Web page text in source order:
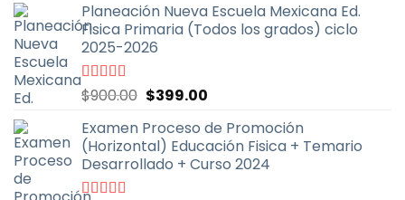
Planeación Nueva Escuela Mexicana Ed.
Fisica Primaria (Todos los grados) ciclo
2025-2026
Valorado
5
$900.00 El
original
era:
$900.00.
$399.00El
actual
es:
$399.00.
Examen Proceso de Promoción
(Horizontal) Educación Fisica + Temario
Desarrollado + Curso 2024